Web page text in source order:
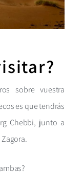
sobre vuestra
es que tendrás
Chebbi, junto a